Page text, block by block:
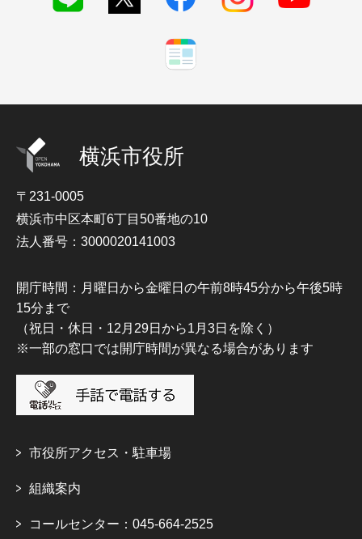
横浜市役所
〒231-0005
横浜市中区本町6丁目50番地の10
法人番号：3000020141003
開庁時間：月曜日から金曜日の午前8時45分から午後5時
15分まで
（祝日・休日・12月29日から1月3日を除く）
※一部の窓口では開庁時間が異なる場合があります
市役所アクセス・駐車場
組織案内
コールセンター：045-664-2525